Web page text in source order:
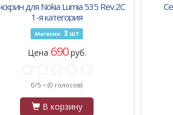
для Nokia Lumia 535 Rev.2C
1-я категория
Магазин: 3шт
Цена 690руб.
0/5 ~ (0 голосов)
В корзину